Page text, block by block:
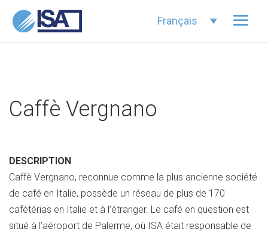
Français
Caffè Vergnano
DESCRIPTION
Caffè Vergnano, reconnue comme la plus ancienne société
de café en Italie, possède un réseau de plus de 170
cafétérias en Italie et à l’étranger. Le café en question est
situé à l’aéroport de Palerme, où ISA était responsable de